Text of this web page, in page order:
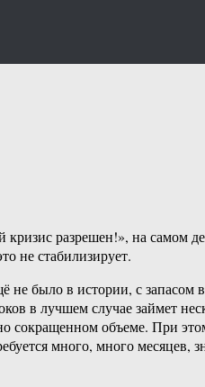
разрешен!», на самом
не стабилизирует.
было в истории, с запасом
в лучшем случае займет
сокращенном объеме. При
много, много месяцев,